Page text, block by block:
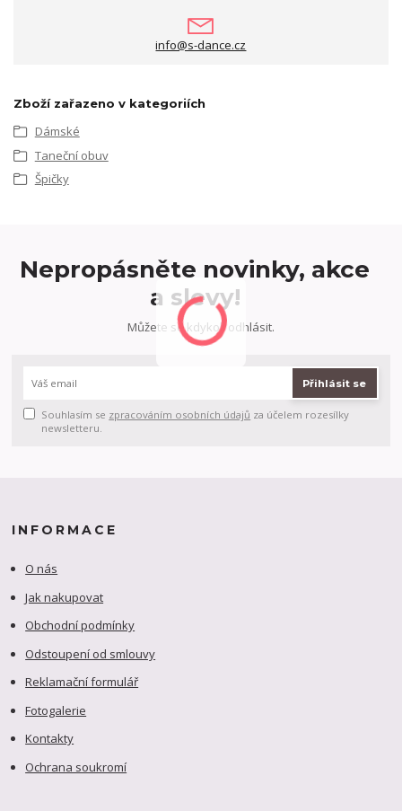
info@s-dance.cz
Zboží zařazeno v kategoriích
Dámské
Taneční obuv
Špičky
Nepropásněte novinky, akce
a slevy!
Můžete se kdykoli odhlásit.
Přihlásit se
Souhlasím se zpracováním osobních údajů za účelem rozesílky
newsletteru.
INFORMACE
O nás
Jak nakupovat
Obchodní podmínky
Odstoupení od smlouvy
Reklamační formulář
Fotogalerie
Kontakty
Ochrana soukromí